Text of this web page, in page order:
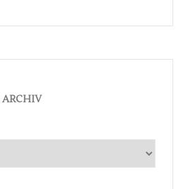
ARCHIV